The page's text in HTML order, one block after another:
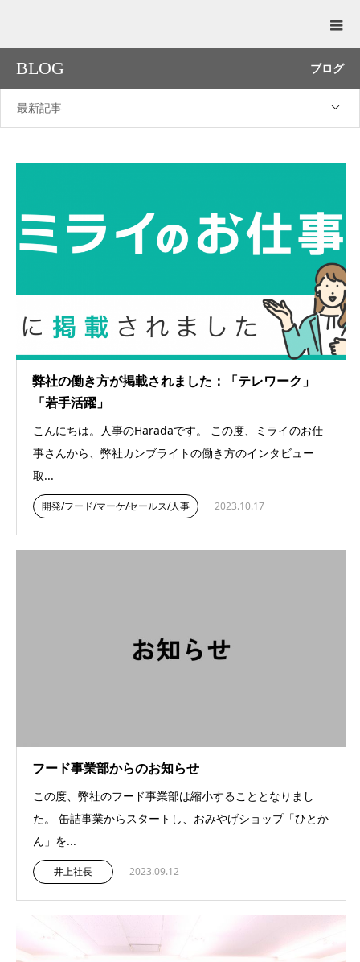
BLOG ブログ
最新記事
弊社の働き方が掲載されました：「テレワーク」
「若手活躍」
こんにちは。人事のHaradaです。 この度、ミライのお仕
事さんから、弊社カンブライトの働き方のインタビュー
取...
開発/フード/マーケ/セールス/人事 2023.10.17
フード事業部からのお知らせ
この度、弊社のフード事業部は縮小することとなりまし
た。 缶詰事業からスタートし、おみやげショップ「ひとか
ん」を...
井上社長 2023.09.12